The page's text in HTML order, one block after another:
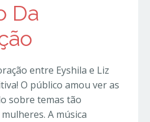
Da
entre Eyshila e Liz
O público amou ver as
sobre temas tão
A música